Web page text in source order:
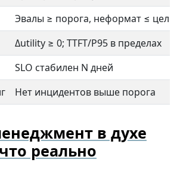
Эвалы ≥ порога, неформат ≤
Δutility ≥ 0; TTFT/P95 в пределах
SLO стабилен N дней
Нет инцидентов выше порога
в духе
реально